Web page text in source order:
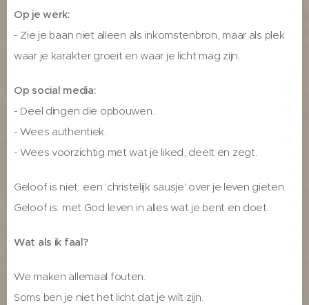
Op je werk:
- Zie je baan niet alleen als inkomstenbron, maar als plek
waar je karakter groeit en waar je licht mag zijn.
Op social media:
- Deel dingen die opbouwen.
- Wees authentiek.
- Wees voorzichtig met wat je liked, deelt en zegt.
Geloof is niet: een 'christelijk sausje' over je leven gieten.
Geloof is: met God leven in alles wat je bent en doet.
Wat als ik faal?
We maken allemaal fouten.
Soms ben je niet het licht dat je wilt zijn.